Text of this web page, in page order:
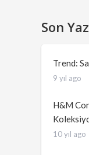
Son
Trend:
9 yıl ago
H&M
10 yıl ago